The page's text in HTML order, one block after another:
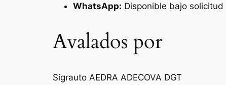
WhatsApp: Disponible bajo solicitud
Avalados por
Sigrauto AEDRA ADECOVA DGT